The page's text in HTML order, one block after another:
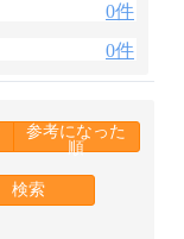
0件
0件
参考になった
順
検索